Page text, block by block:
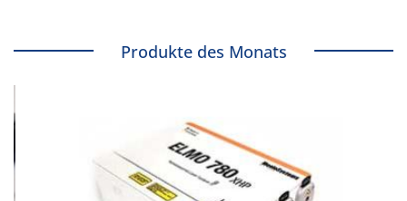
Produkte des Monats